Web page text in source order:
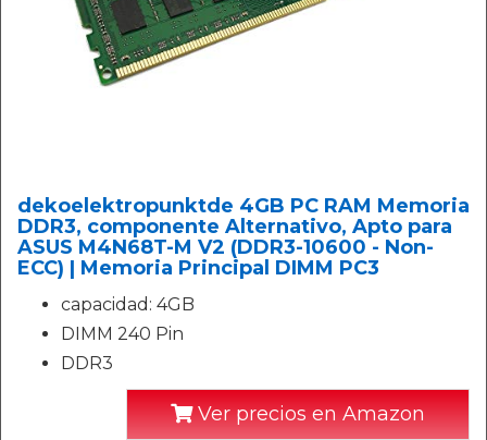
dekoelektropunktde 4GB PC RAM Memoria
DDR3, componente Alternativo, Apto para
ASUS M4N68T-M V2 (DDR3-10600 - Non-
ECC) | Memoria Principal DIMM PC3
capacidad: 4GB
DIMM 240 Pin
DDR3
Ver precios en Amazon